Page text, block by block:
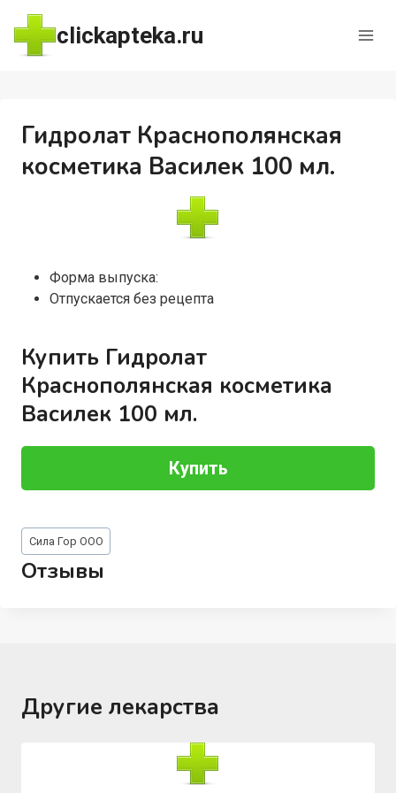
Перейти
содержимому
clickapteka.ru
Гидролат Краснополянская
косметика Василек 100 мл.
Форма выпуска:
Отпускается без рецепта
Купить Гидролат
Краснополянская косметика
Василек 100 мл.
Купить
Метки
записи:
Сила Гор ООО
Отзывы
Другие лекарства